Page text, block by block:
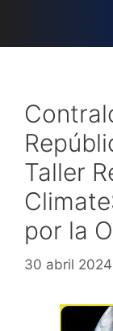
Taller
por la
30 abril 2024